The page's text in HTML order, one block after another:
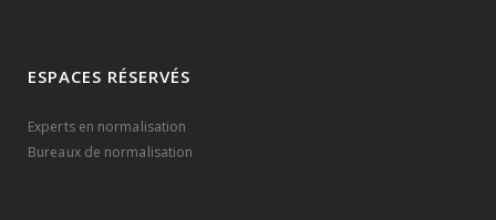
ESPACES RÉSERVÉS
Experts en normalisation
Bureaux de normalisation